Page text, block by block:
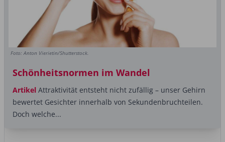
Foto: Anton Vierietin/Shutterstock.
Schönheitsnormen im Wandel
Artikel Attraktivität entsteht nicht zufällig – unser Gehirn
bewertet Gesichter innerhalb von Sekundenbruchteilen.
Doch welche...